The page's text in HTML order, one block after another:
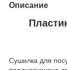
Описание
Сушилка для